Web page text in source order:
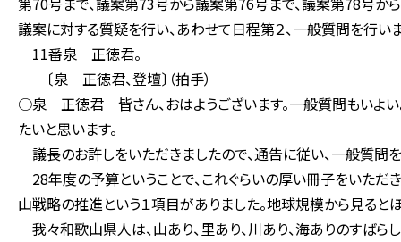
議案に対する質疑を行い、あわせて日程第２、一般質問を行い
11番泉 正徳君。
〔泉 正徳君、登壇〕（拍手）
○泉 正徳君 皆さん、おはようございます。一般質問もいよい
たいと思います。
議長のお許しをいただきましたので、通告に従い、一般質問
28年度の予算ということで、これぐらいの厚い冊子をいただ
山戦略の推進という１項目がありました。地球規模から見ると
我々和歌山県人は、山あり、里あり、川あり、海ありのすば